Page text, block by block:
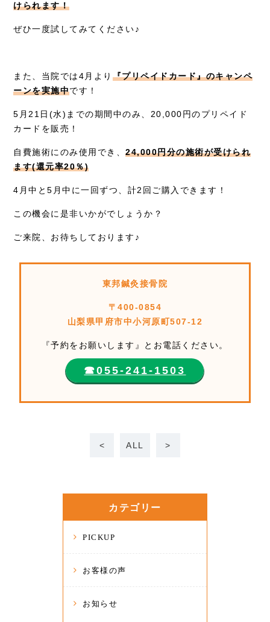
けられます！
ぜひ一度試してみてください♪
また、当院では4月より 『プリペイドカード』のキャンペ
ーンを実施中です！
5月21日(水)までの期間中のみ、20,000円のプリペイド
カードを販売！
自費施術にのみ使用でき、24,000円分の施術が受けられ
ます(還元率20％)
4月中と5月中に一回ずつ、計2回ご購入できます！
この機会に是非いかがでしょうか？
ご来院、お待ちしております♪
東邦鍼灸接骨院
〒400-0854
山梨県甲府市中小河原町507-12
『予約をお願いします』とお電話ください。
☎︎055-241-1503
< ALL >
カテゴリー
PICKUP
お客様の声
お知らせ